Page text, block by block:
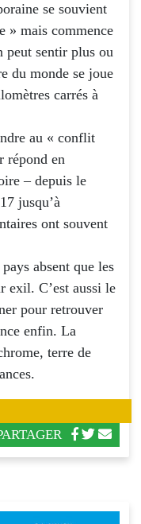
se souvient
» mais commence
peut sentir plus ou
du monde se joue
carrés à
au « conflit
répond en
– depuis le
jusqu’à
ont souvent
absent que les
exil. C’est aussi le
pour retrouver
enfin. La
terre de